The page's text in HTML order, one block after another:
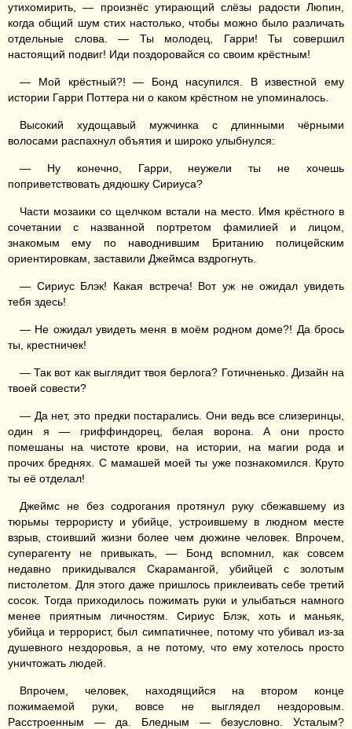
утихомирить, — произнёс утирающий слёзы радости Люпин,
когда общий шум стих настолько, чтобы можно было различать
отдельные слова. — Ты молодец, Гарри! Ты совершил
настоящий подвиг! Иди поздоровайся со своим крёстным!
— Мой крёстный?! — Бонд насупился. В известной ему
истории Гарри Поттера ни о каком крёстном не упоминалось.
Высокий худощавый мужчинка с длинными чёрными
волосами распахнул объятия и широко улыбнулся:
— Ну конечно, Гарри, неужели ты не хочешь
поприветствовать дядюшку Сириуса?
Части мозаики со щелчком встали на место. Имя крёстного в
сочетании с названной портретом фамилией и лицом,
знакомым ему по наводнившим Британию полицейским
ориентировкам, заставили Джеймса вздрогнуть.
— Сириус Блэк! Какая встреча! Вот уж не ожидал увидеть
тебя здесь!
— Не ожидал увидеть меня в моём родном доме?! Да брось
ты, крестничек!
— Так вот как выглядит твоя берлога? Готичненько. Дизайн на
твоей совести?
— Да нет, это предки постарались. Они ведь все слизеринцы,
один я — гриффиндорец, белая ворона. А они просто
помешаны на чистоте крови, на истории, на магии рода и
прочих бреднях. С мамашей моей ты уже познакомился. Круто
ты её отделал!
Джеймс не без содрогания протянул руку сбежавшему из
тюрьмы террористу и убийце, устроившему в людном месте
взрыв, стоивший жизни более чем дюжине человек. Впрочем,
суперагенту не привыкать, — Бонд вспомнил, как совсем
недавно прикидывался Скарамангой, убийцей с золотым
пистолетом. Для этого даже пришлось приклеивать себе третий
сосок. Тогда приходилось пожимать руки и улыбаться намного
менее приятным личностям. Сириус Блэк, хоть и маньяк,
убийца и террорист, был симпатичнее, потому что убивал из-за
душевного нездоровья, а не потому, что ему хотелось просто
уничтожать людей.
Впрочем, человек, находящийся на втором конце
пожимаемой руки, вовсе не выглядел нездоровым.
Расстроенным — да. Бледным — безусловно. Усталым?